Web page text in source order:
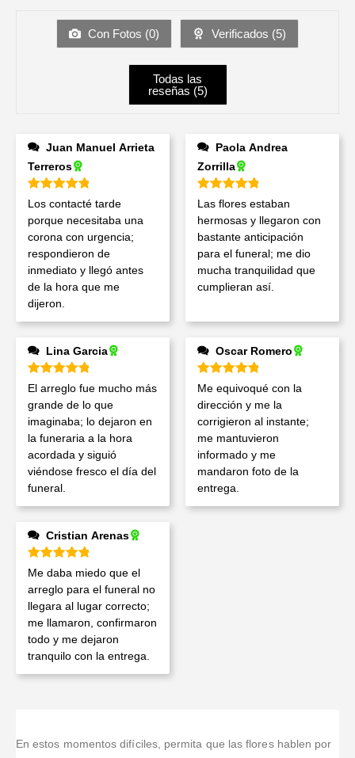
Con Fotos (0) Verificados (5)
Todas las
reseñas (5)
Terreros
Valorado en5 de 5
Los contacté tarde
porque necesitaba una
corona con urgencia;
respondieron de
inmediato y llegó antes
de la hora que me
dijeron.
Zorrilla
Valorado en5de 5
Las flores estaban
hermosas y llegaron con
bastante anticipación
para el funeral; me dio
mucha tranquilidad que
cumplieran así.
Lina Garcia
Valorado en 5de 5
El arreglo fue mucho más
grande de lo que
imaginaba; lo dejaron en
la funeraria a la hora
acordada y siguió
viéndose fresco el día del
funeral.
Oscar Romero
Valorado en 5de 5
Me equivoqué con la
dirección y me la
corrigieron al instante;
me mantuvieron
informado y me
mandaron foto de la
entrega.
Cristian Arenas
Valorado en5de 5
Me daba miedo que el
arreglo para el funeral no
llegara al lugar correcto;
me llamaron, confirmaron
todo y me dejaron
tranquilo con la entrega.
En estos momentos difíciles, permita que las flores hablen por